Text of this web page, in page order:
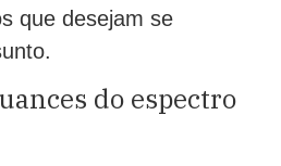
que desejam se
do espectro